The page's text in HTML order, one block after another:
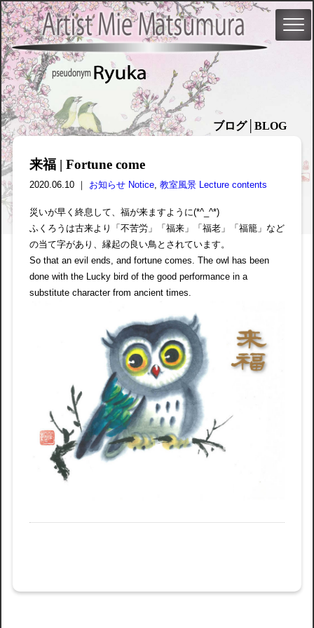
ブログ│BLOG
来福 | Fortune come
2020.06.10 ｜ お知らせ Notice, 教室風景 Lecture contents
災いが早く終息して、福が来ますように(*^_^*)
ふくろうは古来より「不苦労」「福来」「福老」「福籠」など
の当て字があり、縁起の良い鳥とされています。
So that an evil ends, and fortune comes. The owl has been
done with the Lucky bird of the good performance in a
substitute character from ancient times.